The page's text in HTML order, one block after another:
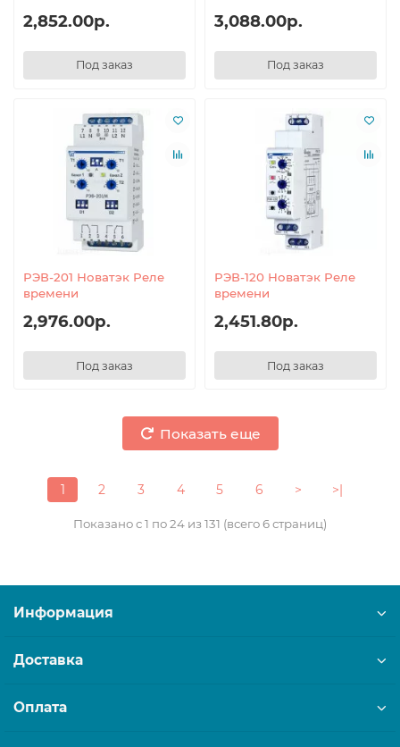
2,852.00р.
Под заказ
3,088.00р.
Под заказ
РЭВ-201 Новатэк Реле
времени
2,976.00р.
Под заказ
РЭВ-120 Новатэк Реле
времени
2,451.80р.
Под заказ
Показать еще
1 2 3 4 5 6 > >|
Показано с 1 по 24 из 131 (всего 6 страниц)
Информация
Доставка
Оплата